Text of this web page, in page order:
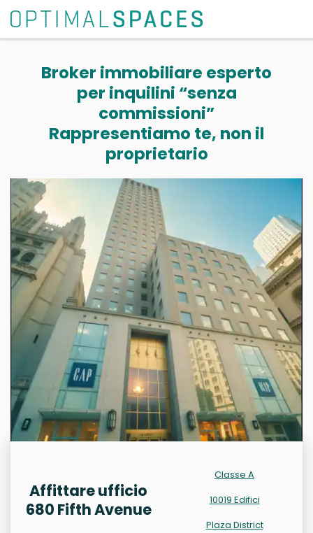
Broker immobiliare esperto
per inquilini “senza
commissioni”
Rappresentiamo te, non il
proprietario
Affittare ufficio
680 Fifth Avenue
Classe A
10019 Edifici
Plaza District